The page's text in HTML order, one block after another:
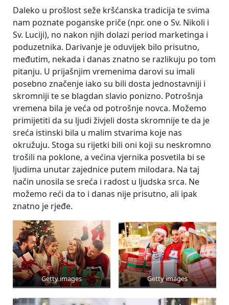
Daleko u prošlost seže kršćanska tradicija te svima
nam poznate poganske priče (npr. one o Sv. Nikoli i
Sv. Luciji), no nakon njih dolazi period marketinga i
poduzetnika. Darivanje je oduvijek bilo prisutno,
međutim, nekada i danas znatno se razlikuju po tom
pitanju. U prijašnjim vremenima darovi su imali
posebno značenje iako su bili dosta jednostavniji i
skromniji te se blagdan slavio ponizno. Potrošnja
vremena bila je veća od potrošnje novca. Možemo
primijetiti da su ljudi živjeli dosta skromnije te da je
sreća istinski bila u malim stvarima koje nas
okružuju. Stoga su rijetki bili oni koji su neskromno
trošili na poklone, a većina vjernika posvetila bi se
ljudima unutar zajednice putem milodara. Na taj
način unosila se sreća i radost u ljudska srca. Ne
možemo reći da to i danas nije prisutno, ali ipak
znatno je rjeđe.
Getty images Getty images